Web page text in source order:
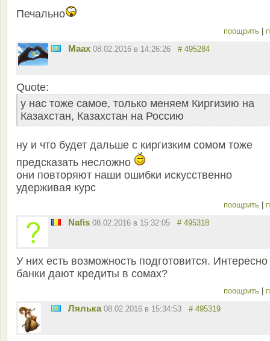
Печально
поощрить
Maax 08.02.2016 в 14:26:26 # 495284
Quote:
у нас тоже самое, только меняем Киргизию на
Казахстан, Казахстан на Россию
ну и что будет дальше с киргизким сомом тоже
предсказать несложно
они повторяют наши ошибки искусственно
удерживая курс
поощрить
Nafis 08.02.2016 в 15:32:05 # 495318
У них есть возможность подготовится. Интересно
банки дают кредиты в сомах?
поощрить
Лялька 08.02.2016 в 15:34:53 # 495319